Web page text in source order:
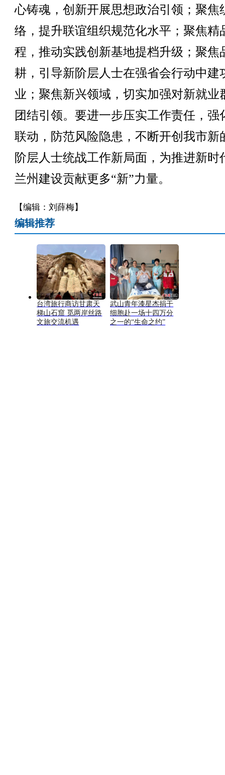
心铸魂，创新开展思想政治引领；聚焦
络，提升联谊组织规范化水平；聚焦精
程，推动实践创新基地提档升级；聚焦
耕，引导新阶层人士在强省会行动中建
业；聚焦新兴领域，切实加强对新就业
团结引领。要进一步压实工作责任，强
联动，防范风险隐患，不断开创我市新
阶层人士统战工作新局面，为推进新时
兰州建设贡献更多“新”力量。
【编辑：刘薛梅】
编辑推荐
台湾旅行商访甘肃天
梯山石窟 觅两岸丝路
文旅交流机遇
武山青年漆星杰捐干
细胞赴一场十四万分
之一的“生命之约”